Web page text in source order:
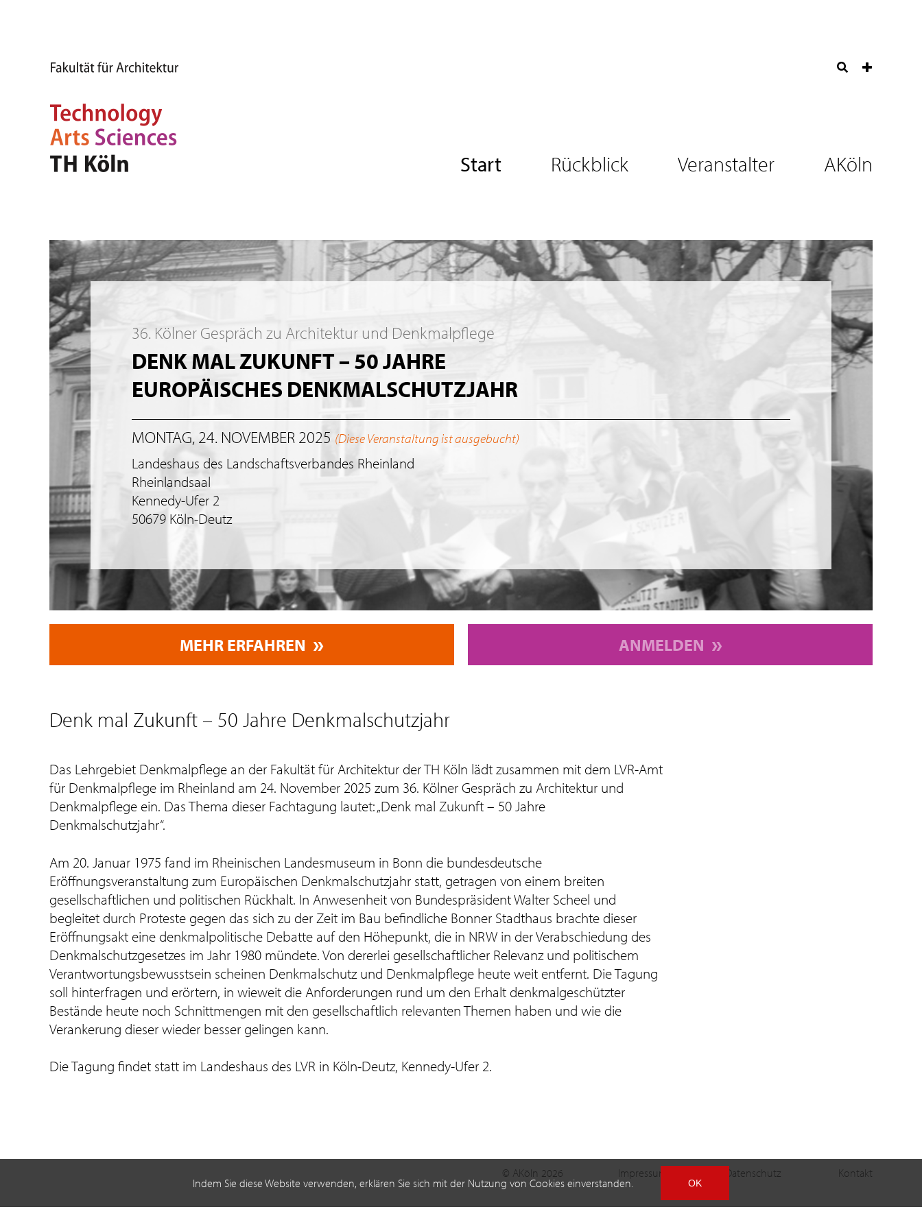
Indem Sie diese Website verwenden, erklären Sie sich mit der Nutzung von Cookies einverstanden. OK
Start Rückblick Veranstalter AKöln
36. Kölner Gespräch zu Architektur und Denkmalpflege
DENK MAL ZUKUNFT – 50 JAHRE
EUROPÄISCHES DENKMALSCHUTZJAHR
MONTAG, 24. NOVEMBER 2025 (Diese Veranstaltung ist ausgebucht)
Landeshaus des Landschaftsverbandes Rheinland
Rheinlandsaal
Kennedy-Ufer 2
50679 Köln-Deutz
MEHR ERFAHREN ANMELDEN
Denk mal Zukunft – 50 Jahre Denkmalschutzjahr
Das Lehrgebiet Denkmalpflege an der Fakultät für Architektur der TH Köln lädt zusammen mit dem LVR-Amt
für Denkmalpflege im Rheinland am 24. November 2025 zum 36. Kölner Gespräch zu Architektur und
Denkmalpflege ein. Das Thema dieser Fachtagung lautet: „Denk mal Zukunft – 50 Jahre
Denkmalschutzjahr“.
Am 20. Januar 1975 fand im Rheinischen Landesmuseum in Bonn die bundesdeutsche
Eröffnungsveranstaltung zum Europäischen Denkmalschutzjahr statt, getragen von einem breiten
gesellschaftlichen und politischen Rückhalt. In Anwesenheit von Bundespräsident Walter Scheel und
begleitet durch Proteste gegen das sich zu der Zeit im Bau befindliche Bonner Stadthaus brachte dieser
Eröffnungsakt eine denkmalpolitische Debatte auf den Höhepunkt, die in NRW in der Verabschiedung des
Denkmalschutzgesetzes im Jahr 1980 mündete. Von dererlei gesellschaftlicher Relevanz und politischem
Verantwortungsbewusstsein scheinen Denkmalschutz und Denkmalpflege heute weit entfernt. Die Tagung
soll hinterfragen und erörtern, in wieweit die Anforderungen rund um den Erhalt denkmalgeschützter
Bestände heute noch Schnittmengen mit den gesellschaftlich relevanten Themen haben und wie die
Verankerung dieser wieder besser gelingen kann.
Die Tagung findet statt im Landeshaus des LVR in Köln-Deutz, Kennedy-Ufer 2.
© AKöln 2026 Impressum Datenschutz Kontakt